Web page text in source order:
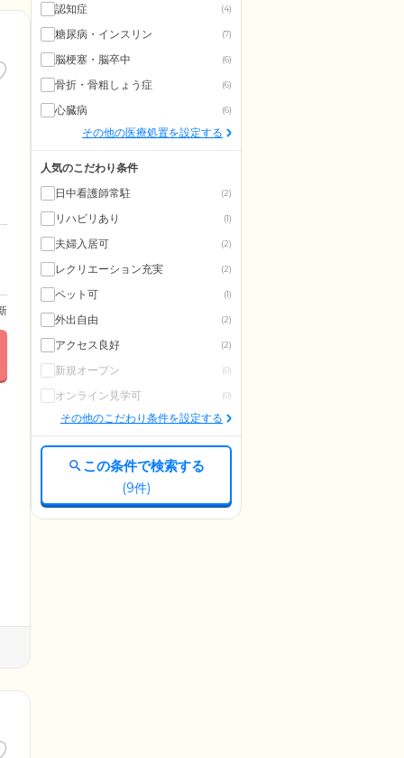
認知症
(4)
糖尿病・インスリン (7)
脳梗塞・脳卒中 (6)
骨折・骨粗しょう症 (6)
心臓病 (6)
その他の医療処置を設定する
人気のこだわり条件
日中看護師常駐
(2)
リハビリあり (1)
夫婦入居可 (2)
レクリエーション充実 (2)
ペット可 (1)
外出自由 (2)
アクセス良好 (2)
新規オープン (0)
オンライン見学可 (0)
その他のこだわり条件を設定する
この条件で検索する
(9件)